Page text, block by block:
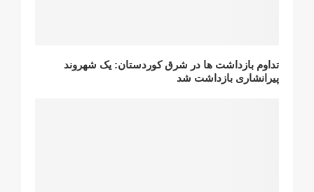
تداوم بازداشت ها در شرق کوردستان: یک شهروند
پیرانشاری بازداشت شد